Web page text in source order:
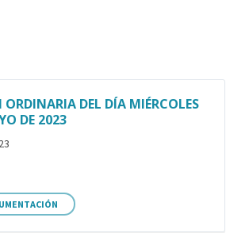
ORDINARIA DEL DÍA MIÉRCOLES
DE 2023